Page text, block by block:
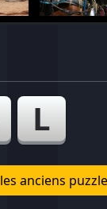
L
anciens